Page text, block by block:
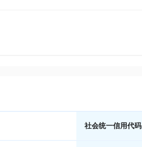
社会统一信用代码